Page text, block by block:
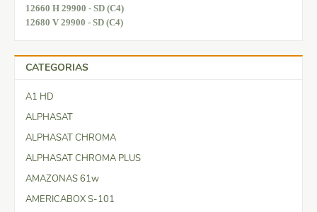
12660 H 29900 - SD (C4)
12680 V 29900 - SD (C4)
CATEGORIAS
A1 HD
ALPHASAT
ALPHASAT CHROMA
ALPHASAT CHROMA PLUS
AMAZONAS 61w
AMERICABOX S-101